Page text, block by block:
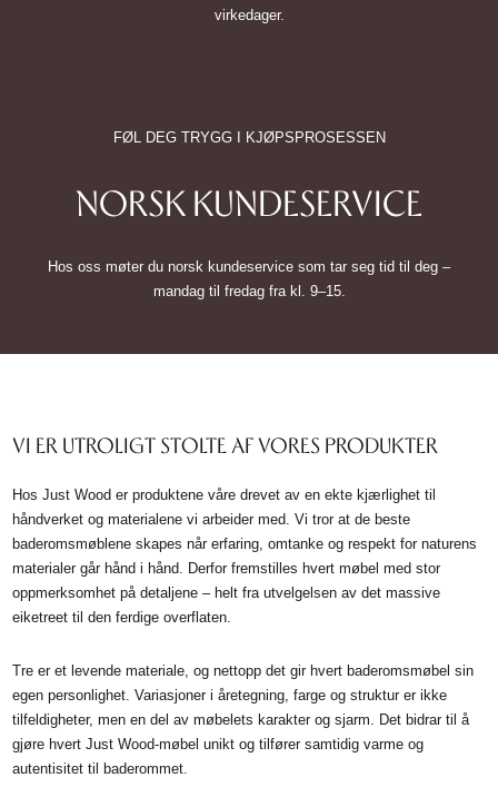
virkedager.
FØL DEG TRYGG I KJØPSPROSESSEN
NORSK KUNDESERVICE
Hos oss møter du norsk kundeservice som tar seg tid til deg –
mandag til fredag fra kl. 9–15.
VI ER UTROLIGT STOLTE AF VORES PRODUKTER
Hos Just Wood er produktene våre drevet av en ekte kjærlighet til
håndverket og materialene vi arbeider med. Vi tror at de beste
baderomsmøblene skapes når erfaring, omtanke og respekt for naturens
materialer går hånd i hånd. Derfor fremstilles hvert møbel med stor
oppmerksomhet på detaljene – helt fra utvelgelsen av det massive
eiketreet til den ferdige overflaten.
Tre er et levende materiale, og nettopp det gir hvert baderomsmøbel sin
egen personlighet. Variasjoner i åretegning, farge og struktur er ikke
tilfeldigheter, men en del av møbelets karakter og sjarm. Det bidrar til å
gjøre hvert Just Wood-møbel unikt og tilfører samtidig varme og
autentisitet til baderommet.